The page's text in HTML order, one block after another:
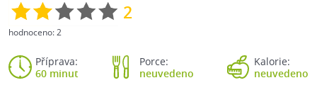
2
hodnoceno:2
Příprava:
60 minut
Porce:
neuvedeno
Kalorie:
neuvedeno